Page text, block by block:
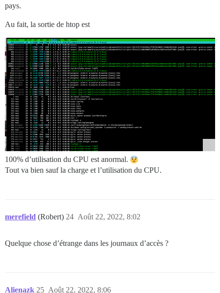
pays.
Au fait, la sortie de htop est
100% d’utilisation du CPU est anormal.
Tout va bien sauf la charge et l’utilisation du CPU.
merefield (Robert) Août 22, 2022, 8:02
24
Quelque chose d’étrange dans les journaux d’accès ?
Alienazk Août 22, 2022, 8:06
25